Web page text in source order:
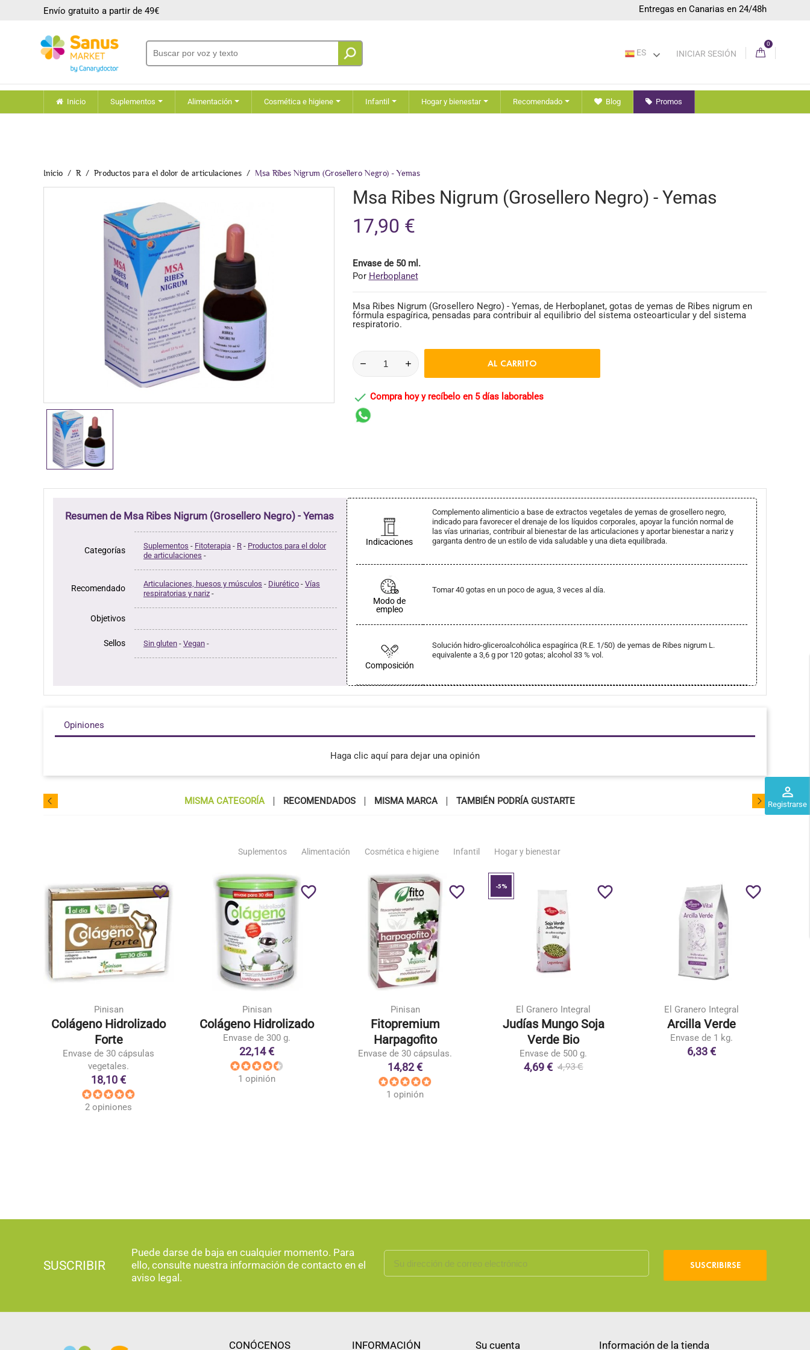
Envío gratuito a partir de 49€ Entregas en Canarias en 24/48h
ES INICIAR SESIÓN
0
perm_identity
Registrarse
Inicio Suplementos Alimentación Cosmética e higiene Infantil Hogar y bienestar Recomendado Blog Promos
Inicio R Productos para el dolor de articulaciones Msa Ribes Nigrum (Grosellero Negro) - Yemas
Msa Ribes Nigrum (Grosellero Negro) - Yemas
17,90 €
Envase de 50 ml.
Por Herboplanet
Msa Ribes Nigrum (Grosellero Negro) - Yemas, de Herboplanet, gotas de yemas de Ribes nigrum en
fórmula espagírica, pensadas para contribuir al equilibrio del sistema osteoarticular y del sistema
respiratorio.
AL CARRITO
 Compra hoy y recíbelo en 5 días laborables
Resumen de Msa Ribes Nigrum (Grosellero Negro) - Yemas
Categorías Suplementos - Fitoterapia - R - Productos para el dolor
de articulaciones -
Recomendado Articulaciones, huesos y músculos - Diurético - Vías
respiratorias y nariz -
Objetivos
Sellos Sin gluten - Vegan -
Indicaciones
Complemento alimenticio a base de extractos vegetales de yemas de grosellero negro,
indicado para favorecer el drenaje de los líquidos corporales, apoyar la función normal de
las vías urinarias, contribuir al bienestar de las articulaciones y aportar bienestar a nariz y
garganta dentro de un estilo de vida saludable y una dieta equilibrada.
Modo de
empleo
Tomar 40 gotas en un poco de agua, 3 veces al día.
Composición
Solución hidro-gliceroalcohólica espagírica (R.E. 1/50) de yemas de Ribes nigrum L.
equivalente a 3,6 g por 120 gotas; alcohol 33 % vol.
Opiniones
Haga clic aquí para dejar una opinión
MISMA CATEGORÍA RECOMENDADOS MISMA MARCA TAMBIÉN PODRÍA GUSTARTE
Suplementos Alimentación Cosmética e higiene Infantil Hogar y bienestar
Pinisan
Colágeno Hidrolizado
Forte
Envase de 30 cápsulas
vegetales.
18,10 €
2 opiniones
favorite_border
Pinisan
Colágeno Hidrolizado
Envase de 300 g.
22,14 €
1 opinión
favorite_border
Pinisan
Fitopremium
Harpagofito
Envase de 30 cápsulas.
14,82 €
1 opinión
favorite_border -5%
El Granero Integral
Judías Mungo Soja
Verde Bio
Envase de 500 g.
4,69 € 4,93 €
favorite_border
El Granero Integral
Arcilla Verde
Envase de 1 kg.
6,33 €
favorite_border
SUSCRIBIR
Puede darse de baja en cualquier momento. Para
ello, consulte nuestra información de contacto en el
aviso legal.
SUSCRIBIRSE
CONÓCENOS INFORMACIÓN Su cuenta Información de la tienda